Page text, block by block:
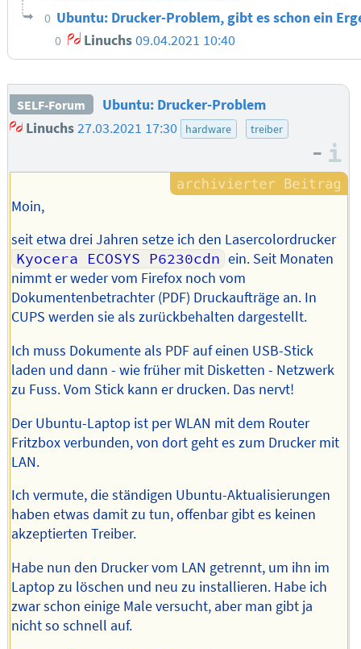
0 Ubuntu: Drucker-Problem, gibt es schon ein
0 Linuchs 09.04.2021 10:40
SELF-Forum
Ubuntu: Drucker-Problem
Linuchs 27.03.2021 17:30 hardware treiber
–
Moin,
seit etwa drei Jahren setze ich den Lasercolordrucker
Kyocera ECOSYS P6230cdn ein. Seit Monaten
nimmt er weder vom Firefox noch vom
Dokumentenbetrachter (PDF) Druckaufträge an. In
CUPS werden sie als zurückbehalten dargestellt.
Ich muss Dokumente als PDF auf einen USB-Stick
laden und dann - wie früher mit Disketten - Netzwerk
zu Fuss. Vom Stick kann er drucken. Das nervt!
Der Ubuntu-Laptop ist per WLAN mit dem Router
Fritzbox verbunden, von dort geht es zum Drucker mit
LAN.
Ich vermute, die ständigen Ubuntu-Aktualisierungen
haben etwas damit zu tun, offenbar gibt es keinen
akzeptierten Treiber.
Habe nun den Drucker vom LAN getrennt, um ihn im
Laptop zu löschen und neu zu installieren. Habe ich
zwar schon einige Male versucht, aber man gibt ja
nicht so schnell auf.